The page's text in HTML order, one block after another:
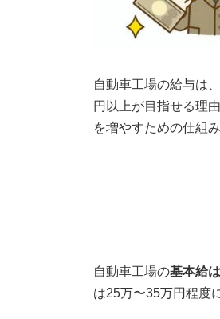
自動車工場の給与は、
円以上が目指せる理
を増やすための仕組
自動車工場の基本給
は25万〜35万円程度